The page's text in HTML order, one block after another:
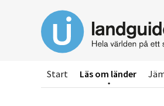
huvudinnehållet
Start Läs om länder